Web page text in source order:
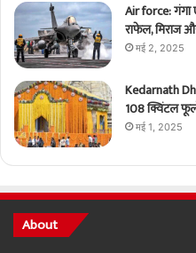
Air force: गंगा
राफेल, मिराज
मई 2, 2025
Kedarnath
108 क्विंटल
मई 1, 2025
About